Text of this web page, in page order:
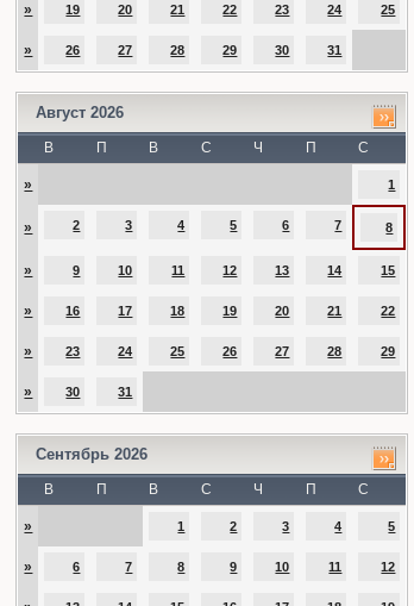
» 19 20 21 22 23 24 25
» 26 27 28 29 30 31
Август 2026
В П В С Ч П С
» 1
» 2 3 4 5 6 7 8
» 9 10 11 12 13 14 15
» 16 17 18 19 20 21 22
» 23 24 25 26 27 28 29
» 30 31
Сентябрь 2026
В П В С Ч П С
» 1 2 3 4 5
» 6 7 8 9 10 11 12